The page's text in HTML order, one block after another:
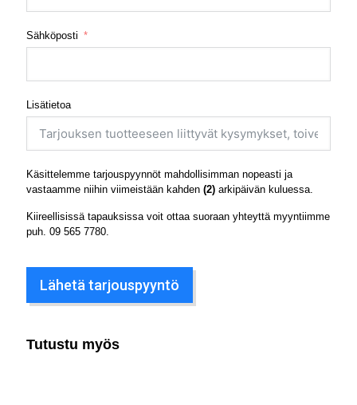
Sähköposti
Lisätietoa
Käsittelemme tarjouspyynnöt mahdollisimman nopeasti ja
vastaamme niihin viimeistään kahden (2) arkipäivän kuluessa.
Kiireellisissä tapauksissa voit ottaa suoraan yhteyttä myyntiimme
puh. 09 565 7780
Lähetä tarjouspyyntö
Tutustu myös